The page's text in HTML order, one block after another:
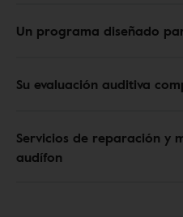
Un programa diseñado
Su evaluación auditiva
Servicios de reparación y
audífon